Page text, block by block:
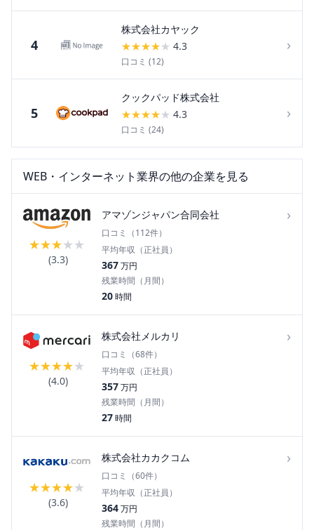
4
株式会社カヤック
★★★★★ 4.3
口コミ (12)
›
5
クックパッド株式会社
★★★★★ 4.3
口コミ (24)
›
WEB・インターネット業界の他の企業を見る
★★★★★
(3.3)
アマゾンジャパン合同会社 ›
口コミ（112件）
平均年収（正社員）
367万円
残業時間（月間）
20時間
★★★★★
(4.0)
株式会社メルカリ ›
口コミ（68件）
平均年収（正社員）
357万円
残業時間（月間）
27時間
★★★★★
(3.6)
株式会社カカクコム ›
口コミ（60件）
平均年収（正社員）
364万円
残業時間（月間）